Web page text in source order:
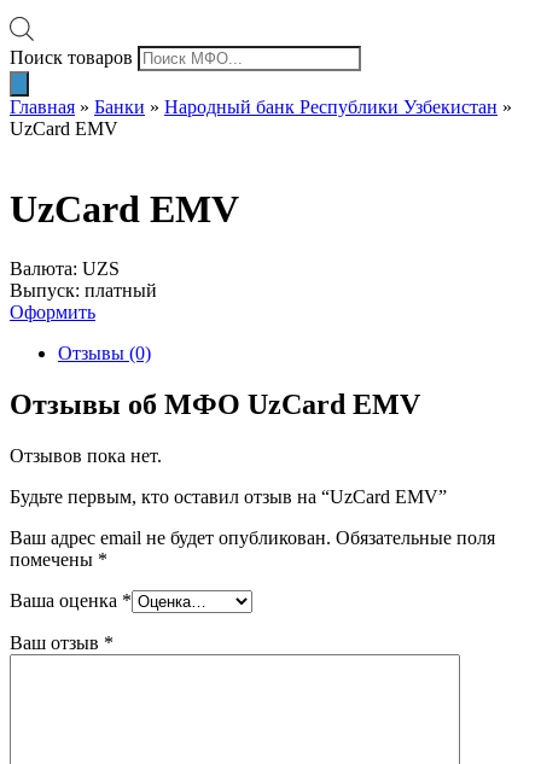
Поиск товаров
Главная » Банки » Народный банк Республики Узбекистан »
UzCard EMV
UzCard EMV
Валюта: UZS
Выпуск: платный
Оформить
Отзывы (0)
Отзывы об МФО UzCard EMV
Отзывов пока нет.
Будьте первым, кто оставил отзыв на “UzCard EMV”
Ваш адрес email не будет опубликован. Обязательные поля
помечены *
Ваша оценка *
Ваш отзыв *